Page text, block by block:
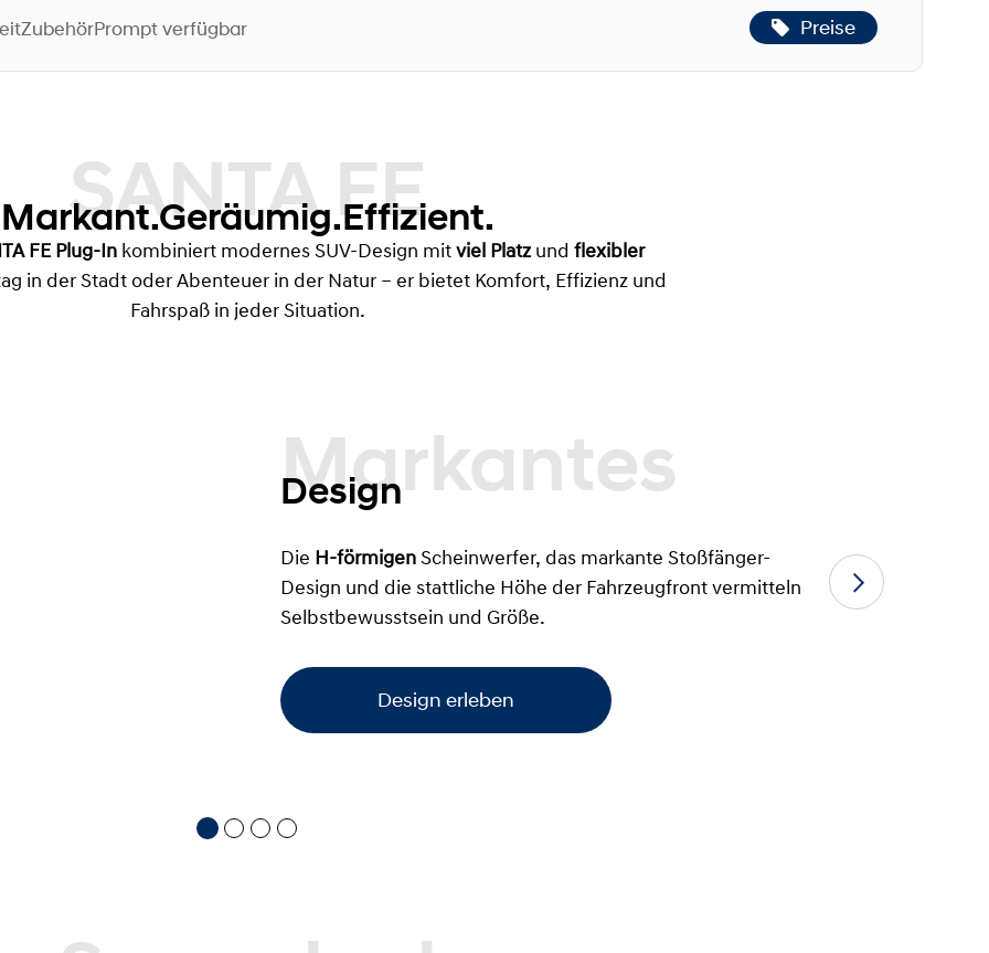
ZubehörPrompt verfügbar Preise
SANTA FE
Markant.Geräumig.Effizient.
FE Plug-In kombiniert modernes SUV-Design mit viel Platz und flexibler
in der Stadt oder Abenteuer in der Natur – er bietet Komfort, Effizienz und
Fahrspaß in jeder Situation.
Markantes
Design
Die H-förmigen Scheinwerfer, das markante Stoßfänger-
Design und die stattliche Höhe der Fahrzeugfront vermitteln
Selbstbewusstsein und Größe.
Design erleben